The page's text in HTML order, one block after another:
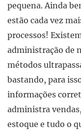
pequena. Ainda
estão cada vez
processos!
administração de
métodos
bastando, para
informações
administra
estoque e tudo o